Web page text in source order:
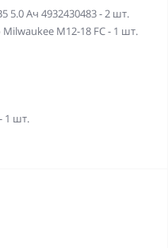
5.0 Ач 4932430483 - 2 шт.
M12-18 FC - 1 шт.
1 шт.